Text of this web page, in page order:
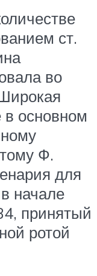
ст.
во
в основном
Ф.
для
начале
принятый
ротой